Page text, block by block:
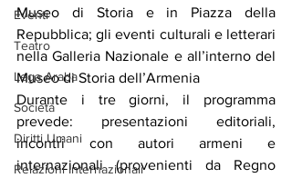
Eventi
Teatro
Lega Araba
Società
Diritti Umani
Relazioni Internazionali
Museo di Storia e in Piazza della
Repubblica; gli eventi culturali e letterari
nella Galleria Nazionale e all’interno del
Museo di Storia dell’Armenia
Durante i tre giorni, il programma
prevede: presentazioni editoriali,
incontri con autori armeni e
internazionali (provenienti da Regno